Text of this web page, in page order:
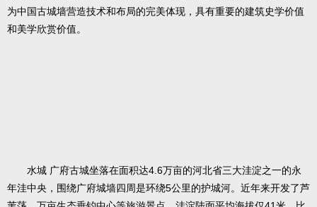
为中国古城墙营造技术和布局的完美体现，具有重要的建筑史学价值
和美学欣赏价值。
水城 广府古城坐落在面积达4.6万亩的河北省三大洼淀之一的永
年洼中央，围绕广府城墙四周是环绕5公里的护城河。近年来开发了芦